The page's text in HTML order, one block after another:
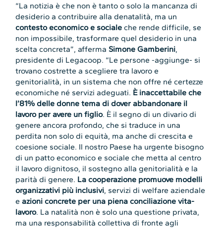
“La notizia è che non è tanto o solo la mancanza di
desiderio a contribuire alla denatalità, ma un
contesto economico e sociale che rende difficile, se
non impossibile, trasformare quel desiderio in una
scelta concreta”, afferma Simone Gamberini,
presidente di Legacoop. “Le persone -aggiunge- si
trovano costrette a scegliere tra lavoro e
genitorialità, in un sistema che non offre né certezze
economiche né servizi adeguati. È inaccettabile che
l’81% delle donne tema di dover abbandonare il
lavoro per avere un figlio. È il segno di un divario di
genere ancora profondo, che si traduce in una
perdita non solo di equità, ma anche di crescita e
coesione sociale. Il nostro Paese ha urgente bisogno
di un patto economico e sociale che metta al centro
il lavoro dignitoso, il sostegno alla genitorialità e la
parità di genere. La cooperazione promuove modelli
organizzativi più inclusivi, servizi di welfare aziendale
eazioni concrete per una piena conciliazione vita-
lavoro. La natalità non è solo una questione privata,
ma una responsabilità collettiva di fronte agli